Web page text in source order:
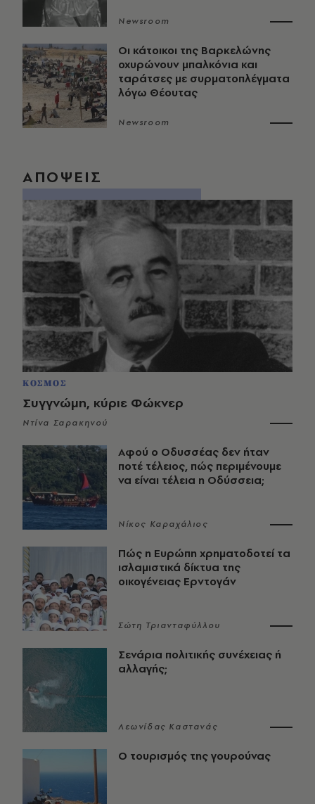
Newsroom
Οι κάτοικοι της Βαρκελώνης
οχυρώνουν μπαλκόνια και
ταράτσες με συρματοπλέγματα
λόγω Θέουτας
Newsroom
ΑΠΟΨΕΙΣ
ΚΟΣΜΟΣ
Συγγνώμη, κύριε Φώκνερ
Ντίνα Σαρακηνού
Αφού ο Οδυσσέας δεν ήταν
ποτέ τέλειος, πώς περιμένουμε
να είναι τέλεια η Οδύσσεια;
Νίκος Καραχάλιος
Πώς η Ευρώπη χρηματοδοτεί τα
ισλαμιστικά δίκτυα της
οικογένειας Ερντογάν
Σώτη Τριανταφύλλου
Σενάρια πολιτικής συνέχειας ή
αλλαγής;
Λεωνίδας Καστανάς
Ο τουρισμός της γουρούνας